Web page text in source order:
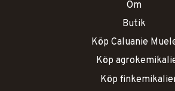
Om
Butik
Köp Caluanie
Köp
Köp